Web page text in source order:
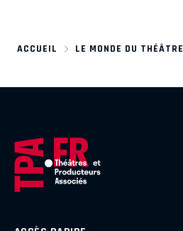
ACCUEIL LE MONDE DU THÉÂTRE